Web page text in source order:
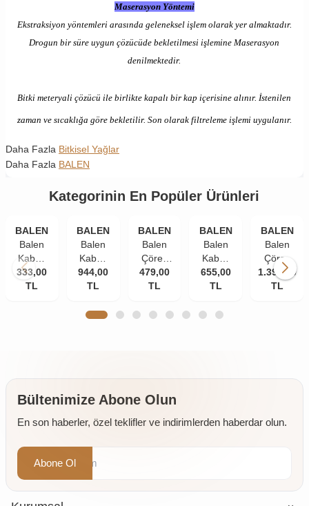
Maserasyon Yöntemi
Ekstraksiyon yöntemleri arasında geleneksel işlem olarak yer almaktadır.
Drogun bir süre uygun çözücüde bekletilmesi işlemine Maserasyon
denilmektedir.
Bitki meteryali çözücü ile birlikte kapalı bir kap içerisine alınır. İstenilen
zaman ve sıcaklığa göre bekletilir. Son olarak filtreleme işlemi uygulanır.
Daha Fazla Bitkisel Yağlar
Daha Fazla BALEN
Kategorinin En Popüler Ürünleri
BALEN
Balen
Kabak
Çekirdeği
Yağı
333,00
TL
BALEN
Balen
Kabak
Çekirdeği
Yağı
Pres
944,00
TL
BALEN
Balen
Çörek
Otu
Yağı
Pres
479,00
TL
BALEN
Balen
Kabak
Çekirdeği
Yağı
Pres
655,00
TL
BALEN
Balen
Çörek
Otu
Yağı
1.399,00
TL
Bültenimize Abone Olun
En son haberler, özel teklifler ve indirimlerden haberdar olun.
Abone Ol